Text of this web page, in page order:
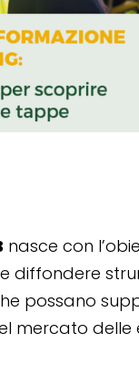
nasce con
diffondere
possano
mercato delle